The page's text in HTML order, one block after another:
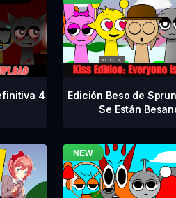
4
Edición Beso de
Se Están